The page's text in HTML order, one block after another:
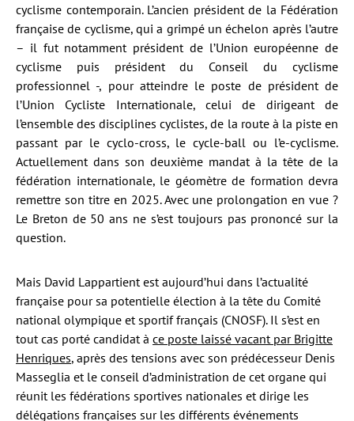
cyclisme contemporain. L’ancien président de la Fédération
française de cyclisme, qui a grimpé un échelon après l’autre
– il fut notamment président de l’Union européenne de
cyclisme puis président du Conseil du cyclisme
professionnel -, pour atteindre le poste de président de
l’Union Cycliste Internationale, celui de dirigeant de
l’ensemble des disciplines cyclistes, de la route à la piste en
passant par le cyclo-cross, le cycle-ball ou l’e-cyclisme.
Actuellement dans son deuxième mandat à la tête de la
fédération internationale, le géomètre de formation devra
remettre son titre en 2025. Avec une prolongation en vue ?
Le Breton de 50 ans ne s’est toujours pas prononcé sur la
question.
Mais David Lappartient est aujourd’hui dans l’actualité
française pour sa potentielle élection à la tête du Comité
national olympique et sportif français (CNOSF). Il s’est en
tout cas porté candidat à ce poste laissé vacant par Brigitte
Henriques, après des tensions avec son prédécesseur Denis
Masseglia et le conseil d’administration de cet organe qui
réunit les fédérations sportives nationales et dirige les
délégations françaises sur les différents événements